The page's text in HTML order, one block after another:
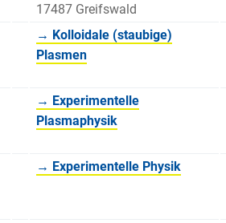
17487 Greifswald
→ Kolloidale (staubige)
Plasmen
→ Experimentelle
Plasmaphysik
→ Experimentelle Physik